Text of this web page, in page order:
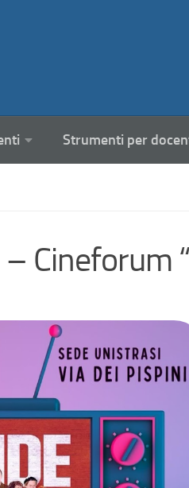
Strumenti per
Cineforum